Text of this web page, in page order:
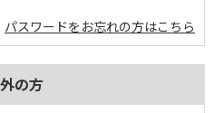
パスワードをお忘れの方はこちら
の方